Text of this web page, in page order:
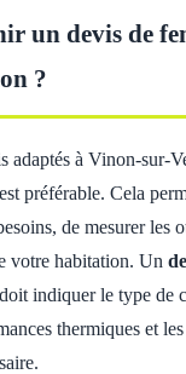
un devis de
?
adaptés à Vinon-sur-
préférable. Cela
de mesurer les
votre habitation. Un
indiquer le type de
thermiques et les